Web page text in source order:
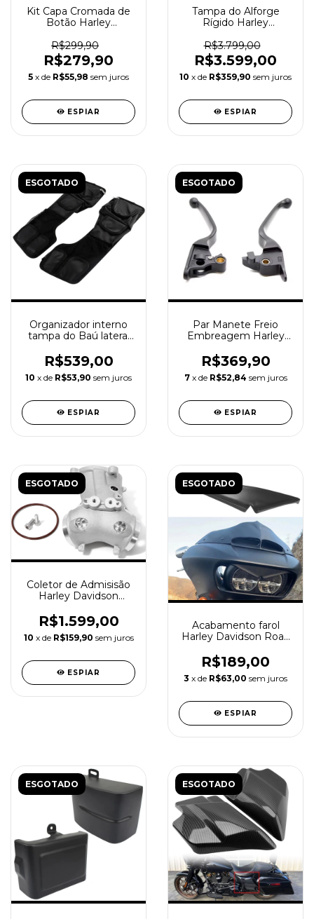
Kit Capa Cromada de
Botão Harley
R$299,90
R$279,90
5 x de R$55,98 sem juros
ESPIAR
Tampa do Alforge
Rígido Harley
6x9
R$3.799,00
R$3.599,00
10 x de R$359,90 sem juros
ESPIAR
ESGOTADO
Organizador interno
tampa do Baú lateral
R$539,00
10 x de R$53,90 sem juros
ESPIAR
ESGOTADO
Par Manete Freio
Embreagem Harley
BLK
R$369,90
7 x de R$52,84 sem juros
ESPIAR
ESGOTADO
Coletor de Admisisão
Harley Davidson
alumínio
R$1.599,00
10 x de R$159,90 sem juros
ESPIAR
ESGOTADO
Acabamento farol
Harley Davidson Road
R$189,00
3 x de R$63,00 sem juros
ESPIAR
ESGOTADO ESGOTADO